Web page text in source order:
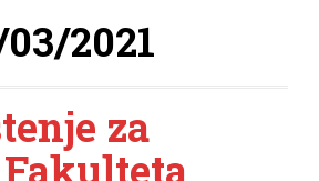
2021
za